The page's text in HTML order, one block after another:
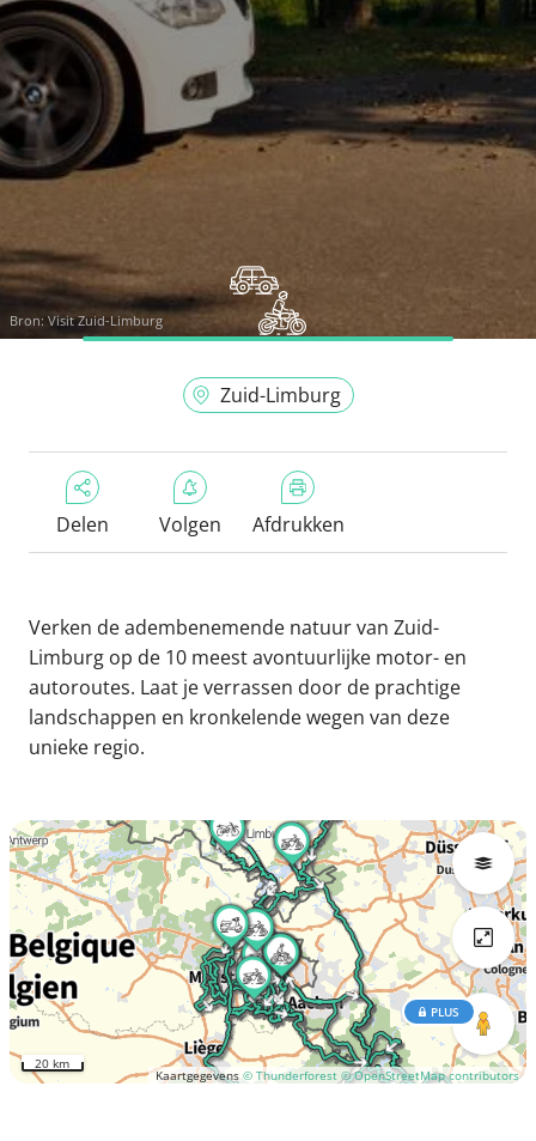
Bron: Visit Zuid-Limburg
Zuid-Limburg
Delen Volgen Afdrukken
Verken de adembenemende natuur van Zuid-
Limburg op de 10 meest avontuurlijke motor- en
autoroutes. Laat je verrassen door de prachtige
landschappen en kronkelende wegen van deze
unieke regio.
Kaartgegevens © Thunderforest © OpenStreetMap contributors
PLUS
20 km